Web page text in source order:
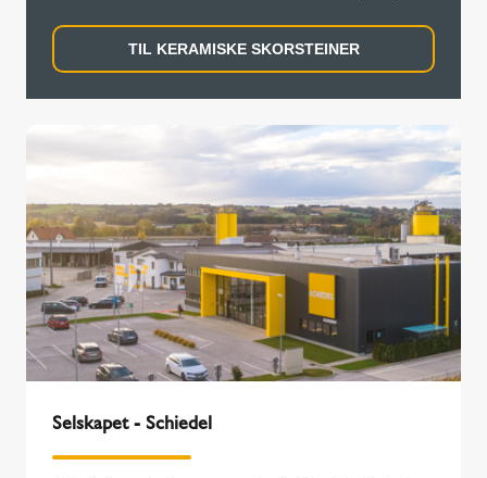
TIL KERAMISKE SKORSTEINER
Selskapet - Schiedel